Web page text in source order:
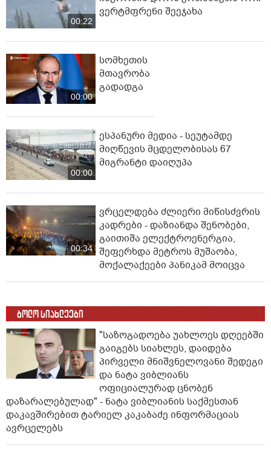
00:22
ვერტმფრენი შეეჯახა
00:00
სომხეთის
მთავრობა
გადადგა
00:00
ესპანური მედია - სეუტამდე
მიღწევის მცდელობისას 67
მიგრანტი დაიღუპა
00:34
ვრცელდება ძლიერი მიწისძვრის
კადრები - დაზიანდა შენობები,
გაითიშა ელექტროენერგია,
შეფერხდა მეტროს მუშაობა,
მოქალაქეები პანიკამ მოიცვა
ბოლო სიახლეები
"საზოგადოება უახლოეს დღეებში
გაიგებს სიახლეს, დაიდება
პირველი მნიშვნელოვანი შედეგი
და ნატა ვიბლიანს
ოფიციალურად ცნობენ
დაზარალებულად" - ნატა ვიბლიანის საქმესთან
დაკავშირებით ტარიელ კაკაბაძე ინფორმაციას
ავრცელებს